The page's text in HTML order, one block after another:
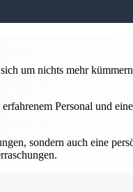
um nichts mehr
Personal und
sondern auch eine